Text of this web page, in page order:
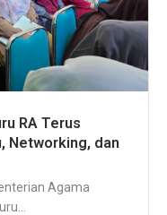
RA Terus
Networking, dan
Agama